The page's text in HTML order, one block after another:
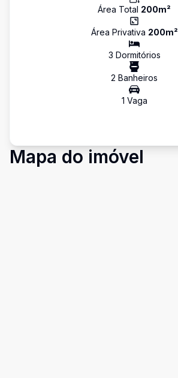
Área Total 200m²
Área Privativa 200m²
3 Dormitórios
2 Banheiros
1 Vaga
Mapa do imóvel